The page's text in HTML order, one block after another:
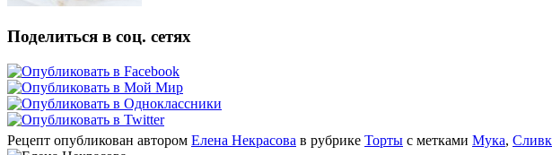
Поделиться в соц. сетях
Рецепт опубликован автором Елена Некрасова в рубрике Торты с метками Мука,